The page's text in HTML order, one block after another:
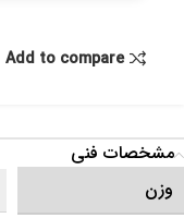
Add to compare
مشخصات فنی
وزن